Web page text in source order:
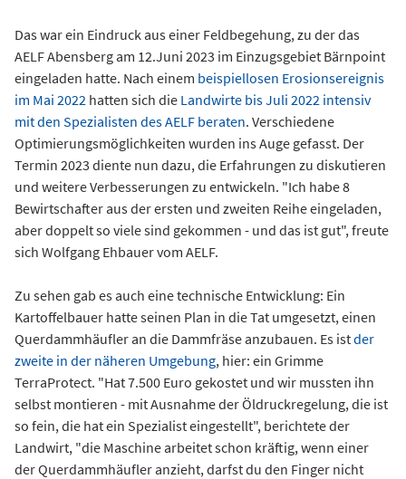
Das war ein Eindruck aus einer Feldbegehung, zu der das
AELF Abensberg am 12.Juni 2023 im Einzugsgebiet Bärnpoint
eingeladen hatte. Nach einem beispiellosen Erosionsereignis
im Mai 2022 hatten sich die Landwirte bis Juli 2022 intensiv
mit den Spezialisten des AELF beraten. Verschiedene
Optimierungsmöglichkeiten wurden ins Auge gefasst. Der
Termin 2023 diente nun dazu, die Erfahrungen zu diskutieren
und weitere Verbesserungen zu entwickeln. "Ich habe 8
Bewirtschafter aus der ersten und zweiten Reihe eingeladen,
aber doppelt so viele sind gekommen - und das ist gut", freute
sich Wolfgang Ehbauer vom AELF.
Zu sehen gab es auch eine technische Entwicklung: Ein
Kartoffelbauer hatte seinen Plan in die Tat umgesetzt, einen
Querdammhäufler an die Dammfräse anzubauen. Es istder
zweite in der näheren Umgebung, hier: ein Grimme
TerraProtect. "Hat 7.500 Euro gekostet und wir mussten ihn
selbst montieren - mit Ausnahme der Öldruckregelung, die ist
so fein, die hat ein Spezialist eingestellt", berichtete der
Landwirt, "die Maschine arbeitet schon kräftig, wenn einer
der Querdammhäufler anzieht, darfst du den Finger nicht